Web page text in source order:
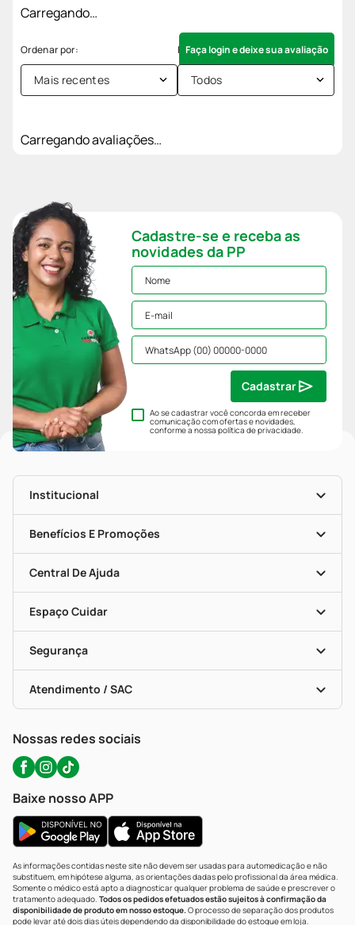
Carregando…
Faça login e deixe sua avaliação
Mais recentes Todos
Carregando avaliações…
Cadastre-se e receba as
novidades da PP
Ao se cadastrar você concorda em receber
comunicação com ofertas e novidades,
conforme a nossapolítica de privacidade.
Cadastrar
Institucional
História
Nossas Lojas
Mapa De Categorias
Blog Da PP
Seja Uma Loja Parceira
Benefícios E Promoções
Clube PP
Convênios
Programa Popular Do Brasil
Encarte De Ofertas
Dermaclub
Descontos De Laboratório (PBM)
Cupons E Ofertas
Central De Ajuda
Entrega
Recompra Programada
Compras Com Receita
Alomed (tele-Entrega)
Formas De Pagamento
Troca E Devolução
Bulas De A A Z
Políticas De Marketplace
Espaço Cuidar
Vacinas
Serviços Farmacêuticos
Testes Rápidos
Autoteste Covid-19
Segurança
Certificado De Segurança
Portal Da Privacidade
Atendimento / SAC
WhatsApp (47) 9202-1687
Nossas redes sociais
Baixe nosso APP
As informações contidas neste site não devem ser usadas para automedicação e não
substituem, em hipótese alguma, as orientações dadas pelo profissional da área médica.
Somente o médico está apto a diagnosticar qualquer problema de saúde e prescrever o
tratamento adequado. Todos os pedidos efetuados estão sujeitos à confirmação da
disponibilidade de produto em nosso estoque.O processo de separação dos produtos
pode levar até dois dias úteis dependendo da disponibilidade do estoque em loja.